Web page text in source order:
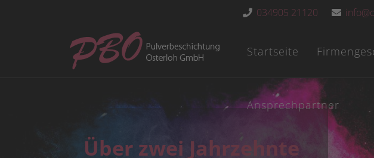
034905 21120
Startseite
Ansprechpartner
Über zwei Jahrzehnte